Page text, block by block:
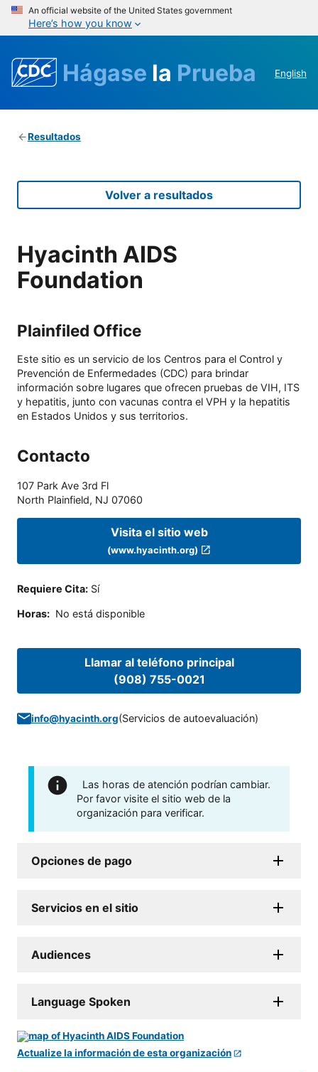
An official website of the United States government
Here’s how you know
Hágase la Prueba English
Resultados
Volver a resultados
Hyacinth AIDS
Foundation
Plainfiled Office
Este sitio es un servicio de los Centros para el Control y
Prevención de Enfermedades (CDC) para brindar
información sobre lugares que ofrecen pruebas de VIH, ITS
y hepatitis, junto con vacunas contra el VPH y la hepatitis
en Estados Unidos y sus territorios.
Contacto
107 Park Ave 3rd Fl
North Plainfield, NJ 07060
Visita el sitio web
(www.hyacinth.org)
Requiere Cita: Sí
Horas: No está disponible
Llamar al teléfono principal
(908) 755-0021
info@hyacinth.org(Servicios de autoevaluación)
Las horas de atención podrían cambiar.
Por favor visite el sitio web de la
organización para verificar.
Opciones de pago
Servicios en el sitio
Audiences
Language Spoken
Actualize la información de esta organización